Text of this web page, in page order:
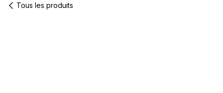
Tous les produits